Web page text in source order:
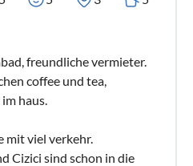
freundliche vermieter.
coffee und tea,
haus.
mit viel verkehr.
Cizici sind schon in die